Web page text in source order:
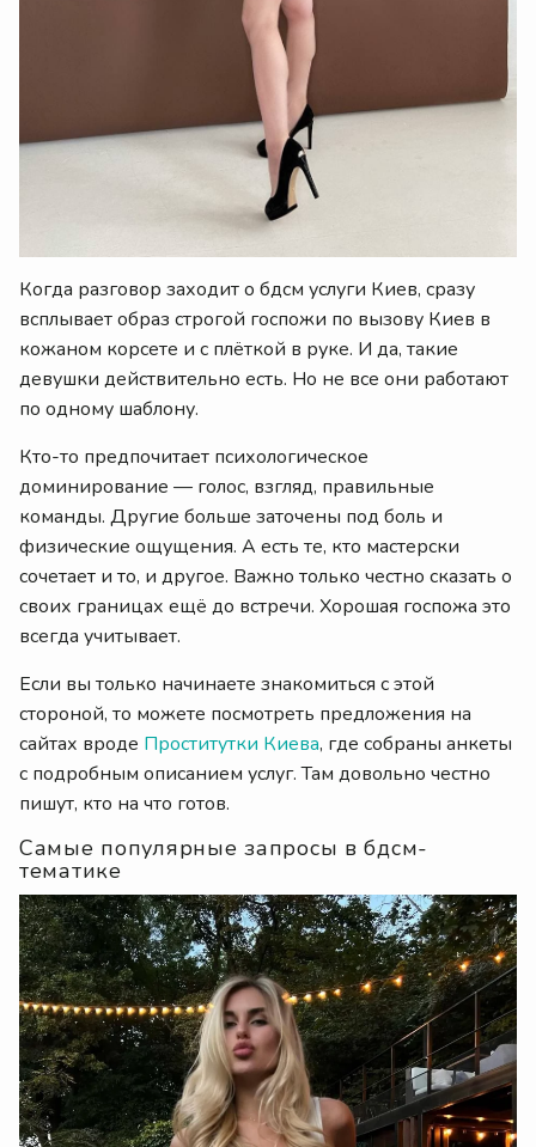
Когда разговор заходит о бдсм услуги Киев, сразу
всплывает образ строгой госпожи по вызову Киев в
кожаном корсете и с плёткой в руке. И да, такие
девушки действительно есть. Но не все они работают
по одному шаблону.
Кто-то предпочитает психологическое
доминирование — голос, взгляд, правильные
команды. Другие больше заточены под боль и
физические ощущения. А есть те, кто мастерски
сочетает и то, и другое. Важно только честно сказать о
своих границах ещё до встречи. Хорошая госпожа это
всегда учитывает.
Если вы только начинаете знакомиться с этой
стороной, то можете посмотреть предложения на
сайтах вроде Проститутки Киева, где собраны анкеты
с подробным описанием услуг. Там довольно честно
пишут, кто на что готов.
Самые популярные запросы в бдсм-
тематике